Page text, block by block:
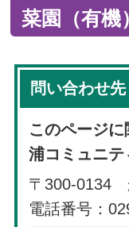
菜園（有機
問い合わせ先
このページ
浦コミュニテ
〒300-0134
電話番号：